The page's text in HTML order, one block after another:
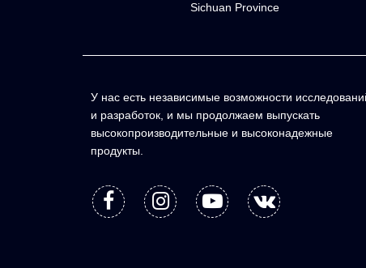
Sichuan Province
У нас есть независимые возможности
и разработок, и мы продолжаем выпускать
высокопроизводительные и высоконадежные
продукты.